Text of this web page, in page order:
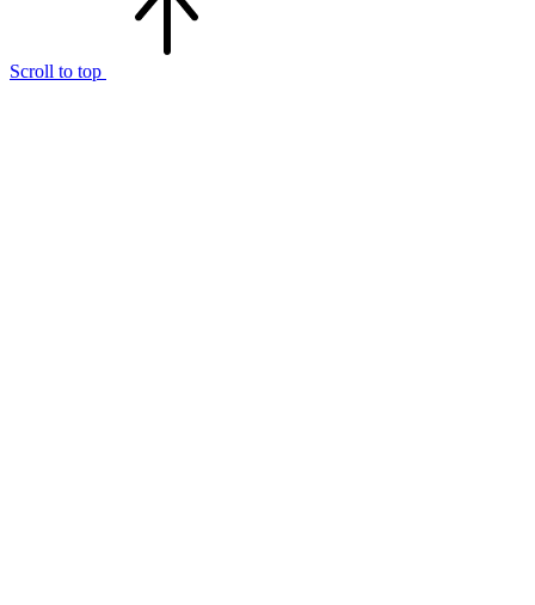
Scroll to top